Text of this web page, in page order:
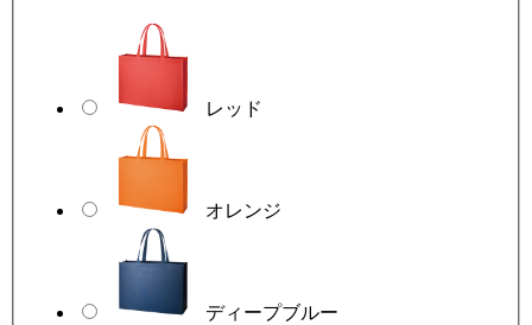
レッド
オレンジ
ディープブルー